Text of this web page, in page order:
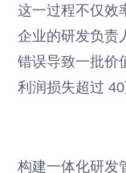
这一过程不仅效
企业的研发负责
错误导致一批价
利润损失超过
构建一体化研发